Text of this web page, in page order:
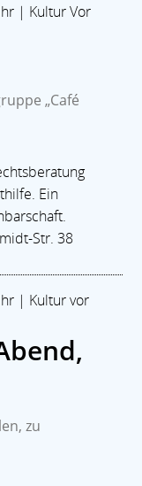
| Kultur Vor
„Café
Ein
Str. 38
| Kultur vor
zu